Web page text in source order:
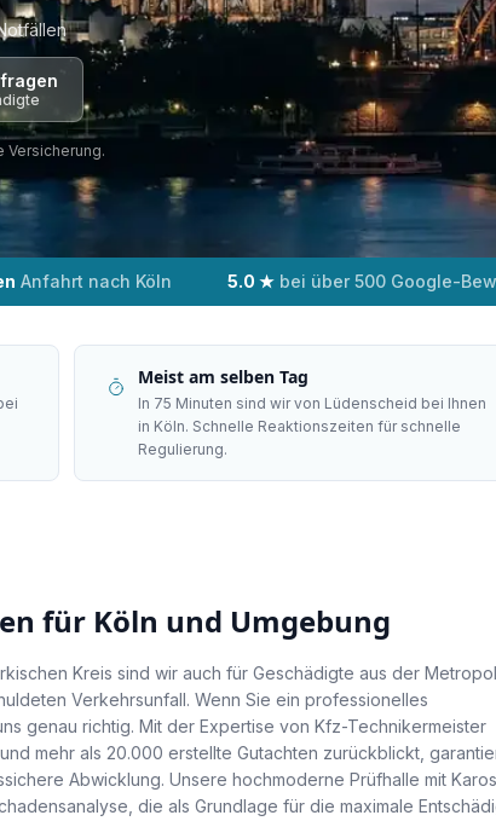
Versicherung.
Anfahrt nach Köln 5.0 ★ bei über 500 Google-
Meist am selben Tag
In 75 Minuten sind wir von Lüdenscheid bei Ihnen
in Köln. Schnelle Reaktionszeiten für schnelle
Regulierung.
für Köln und Umgebung
Kreis sind wir auch für Geschädigte aus der
Verkehrsunfall. Wenn Sie ein professionelles
genau richtig. Mit der Expertise von Kfz-Technikermeister
mehr als 20.000 erstellte Gutachten zurückblickt,
Abwicklung. Unsere hochmoderne Prüfhalle mit
die als Grundlage für die maximale